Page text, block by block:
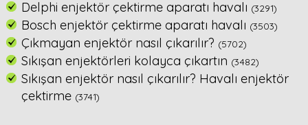
Delphi enjektör çektirme aparatı havalı (3291)
Bosch enjektör çektirme aparatı havalı (3503)
Çıkmayan enjektör nasıl çıkarılır? (5702)
Sıkışan enjektörleri kolayca çıkartın (3482)
Sıkışan enjektör nasıl çıkarılır? Havalı enjektör
çektirme (3741)